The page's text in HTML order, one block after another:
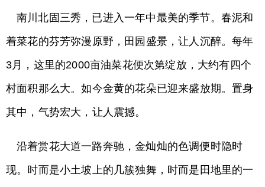
南川北固三秀，已进入一年中最美的季节。春泥和
着菜花的芬芳弥漫原野，田园盛景，让人沉醉。每年
3月，这里的2000亩油菜花便次第绽放，大约有四个
村面积那么大。如今金黄的花朵已迎来盛放期。置身
其中，气势宏大，让人震撼。
沿着赏花大道一路奔驰，金灿灿的色调便时隐时
现。时而是小土坡上的几簇独舞，时而是田地里的一